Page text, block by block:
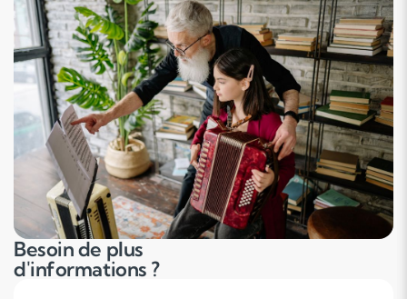
Besoin de plus
d'informations ?